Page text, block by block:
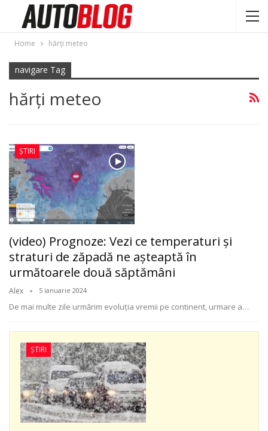
Home hărţi meteo
navigare Tag
hărţi meteo
ȘTIRI
(video) Prognoze: Vezi ce temperaturi şi
straturi de zăpadă ne așteaptă în
următoarele două săptămâni
Alex 5 ianuarie 2024
De mai multe zile urmărim evoluţia vremii pe continent, urmare a…
ȘTIRI